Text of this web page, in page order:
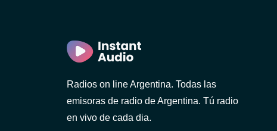
Radios on line Argentina. Todas las
emisoras de radio de Argentina. Tú radio
en vivo de cada dia.